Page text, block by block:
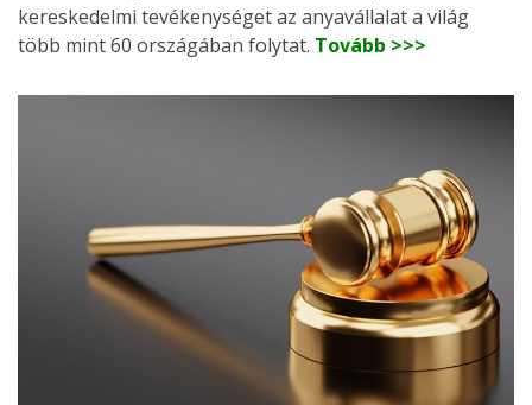
kereskedelmi tevékenységet az anyavállalat a világ
több mint 60 országában folytat. Tovább >>>